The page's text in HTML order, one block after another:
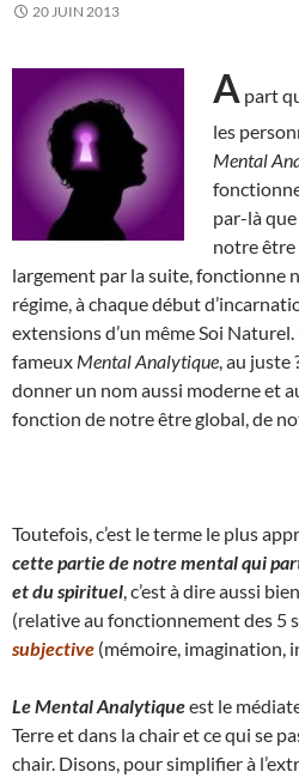
20 JUIN 2013
A part
les
Mental
par-là
notre être
largement par la suite, fonctionne
régime, à chaque début
extensions d’un même Soi Naturel.
fameux Mental Analytique , au
donner un nom aussi moderne et
fonction de notre être global, de
Toutefois, c’est le terme le plus
cette partie de notre mental qui
et du spirituel , c’est à dire aussi
(relative au fonctionnement des 5
subjective (mémoire, imagination,
Le Mental Analytiqueest le
Terre et dans la chair et ce qui se
chair. Disons, pour simplifier à